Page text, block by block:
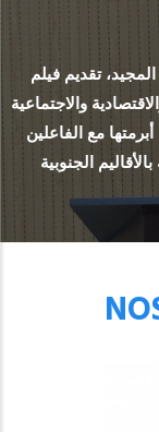
تقديم فيلم
والاجتماعية
مع الفاعلين
الجنوبية